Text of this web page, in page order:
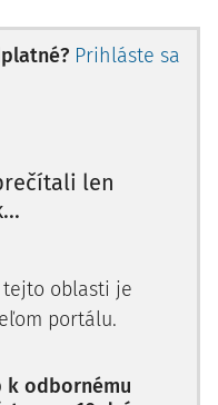
v Azerbajdžane a
Prihláste sa
len
tejto oblasti je
portálu.
odbornému